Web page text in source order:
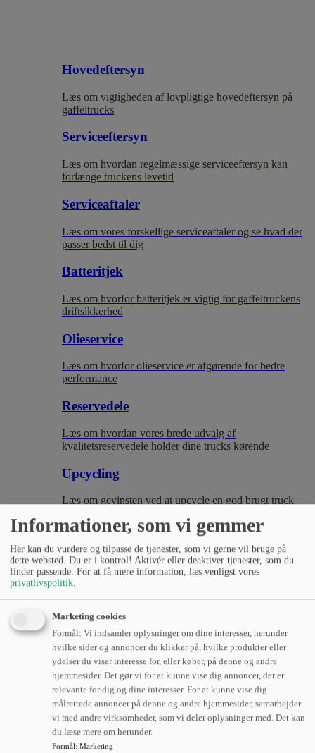
Hovedeftersyn
Læs om vigtigheden af lovpligtige hovedeftersyn på
gaffeltrucks
Serviceeftersyn
Læs om hvordan regelmæssige serviceeftersyn kan
forlænge truckens levetid
Serviceaftaler
Læs om vores forskellige serviceaftaler og se hvad der
passer bedst til dig
Batteritjek
Læs om hvorfor batteritjek er vigtig for gaffeltruckens
driftsikkerhed
Olieservice
Læs om hvorfor olieservice er afgørende for bedre
performance
Reservedele
Læs om hvordan vores brede udvalg af
kvalitetsreservedele holder dine trucks kørende
Upcycling
Læs om gevinsten ved at upcycle en god brugt truck
Informationer, som vi gemmer
Her kan du vurdere og tilpasse de tjenester, som vi gerne vil bruge på
dette websted. Du er i kontrol! Aktivér eller deaktiver tjenester, som du
finder passende. For at få mere information, læs venligst vores
privatlivspolitik.
Marketing cookies
Formål: Vi indsamler oplysninger om dine interesser, herunder
hvilke sider og annoncer du klikker på, hvilke produkter eller
ydelser du viser interesse for, eller køber, på denne og andre
hjemmesider. Det gør vi for at kunne vise dig annoncer, der er
relevante for dig og dine interesser. For at kunne vise dig
målrettede annoncer på denne og andre hjemmesider, samarbejder
vi med andre virksomheder, som vi deler oplysninger med. Det kan
du læse mere om herunder.
Formål: Marketing